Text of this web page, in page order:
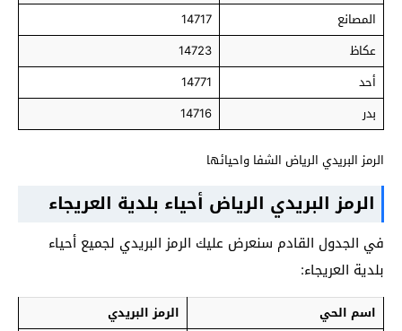
المصانع
14717
عكاظ
14723
أحد
14771
بدر
14716
الرمز البريدي الرياض الشفا واحيائها
الرمز البريدي الرياض أحياء بلدية العريجاء
في الجدول القادم سنعرض عليك الرمز البريدي لجميع أحياء
بلدية العريجاء:
اسم الحي
الرمز البريدي